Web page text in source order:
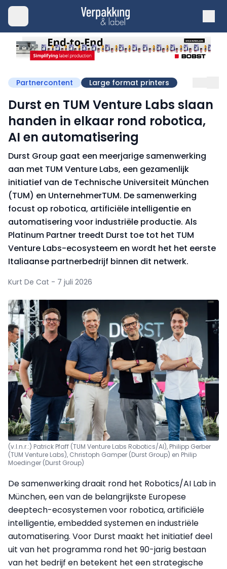
Partnercontent Large format printers
Durst en TUM Venture Labs slaan
handen in elkaar rond robotica,
AI en automatisering
Durst Group gaat een meerjarige samenwerking
aan met TUM Venture Labs, een gezamenlijk
initiatief van de Technische Universiteit München
(TUM) en UnternehmerTUM. De samenwerking
focust op robotica, artificiële intelligentie en
automatisering voor industriële productie. Als
Platinum Partner treedt Durst toe tot het TUM
Venture Labs-ecosysteem en wordt het het eerste
Italiaanse partnerbedrijf binnen dit netwerk.
Kurt De Cat - 7 juli 2026
(v.l.n.r.:) Patrick Pfaff (TUM Venture Labs Robotics/AI), Philipp Gerber
(TUM Venture Labs), Christoph Gamper (Durst Group) en Philip
Moedinger (Durst Group)
De samenwerking draait rond het Robotics/AI Lab in
München, een van de belangrijkste Europese
deeptech-ecosystemen voor robotica, artificiële
intelligentie, embedded systemen en industriële
automatisering. Voor Durst maakt het initiatief deel
uit van het programma rond het 90-jarig bestaan
van het bedrijf en betekent het een strategische